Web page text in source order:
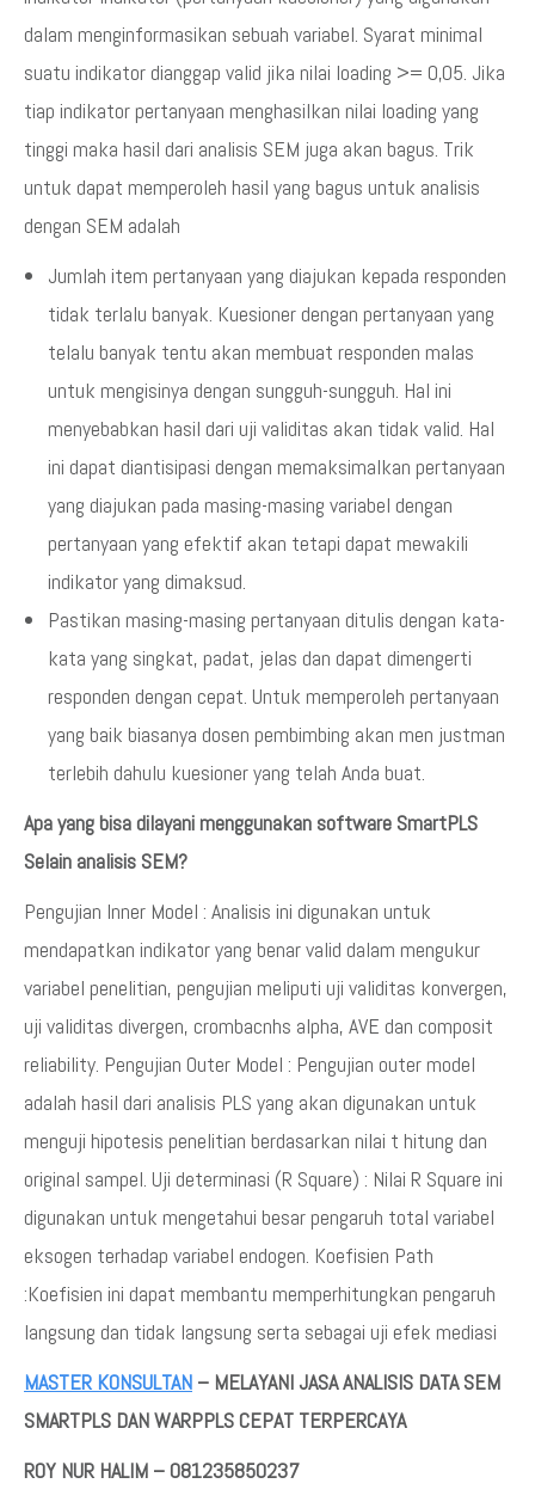
dalam menginformasikan sebuah variabel. Syarat minimal
suatu indikator dianggap valid jika nilai loading >= 0,05. Jika
tiap indikator pertanyaan menghasilkan nilai loading yang
tinggi maka hasil dari analisis SEM juga akan bagus. Trik
untuk dapat memperoleh hasil yang bagus untuk analisis
dengan SEM adalah
Jumlah item pertanyaan yang diajukan kepada responden
tidak terlalu banyak. Kuesioner dengan pertanyaan yang
telalu banyak tentu akan membuat responden malas
untuk mengisinya dengan sungguh-sungguh. Hal ini
menyebabkan hasil dari uji validitas akan tidak valid. Hal
ini dapat diantisipasi dengan memaksimalkan pertanyaan
yang diajukan pada masing-masing variabel dengan
pertanyaan yang efektif akan tetapi dapat mewakili
indikator yang dimaksud.
Pastikan masing-masing pertanyaan ditulis dengan kata-
kata yang singkat, padat, jelas dan dapat dimengerti
responden dengan cepat. Untuk memperoleh pertanyaan
yang baik biasanya dosen pembimbing akan men justman
terlebih dahulu kuesioner yang telah Anda buat.
Apa yang bisa dilayani menggunakan software SmartPLS
Selain analisis SEM?
Pengujian Inner Model : Analisis ini digunakan untuk
mendapatkan indikator yang benar valid dalam mengukur
variabel penelitian, pengujian meliputi uji validitas konvergen,
uji validitas divergen, crombacnhs alpha, AVE dan composit
reliability. Pengujian Outer Model : Pengujian outer model
adalah hasil dari analisis PLS yang akan digunakan untuk
menguji hipotesis penelitian berdasarkan nilai t hitung dan
original sampel. Uji determinasi (R Square) : Nilai R Square ini
digunakan untuk mengetahui besar pengaruh total variabel
eksogen terhadap variabel endogen. Koefisien Path
:Koefisien ini dapat membantu memperhitungkan pengaruh
langsung dan tidak langsung serta sebagai uji efek mediasi
MASTER KONSULTAN – MELAYANI JASA ANALISIS DATA SEM
SMARTPLS DAN WARPPLS CEPAT TERPERCAYA
ROY NUR HALIM – 081235850237